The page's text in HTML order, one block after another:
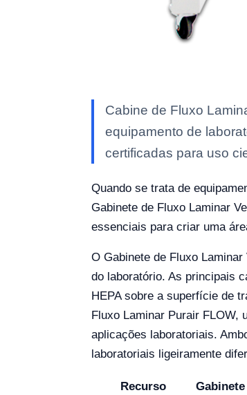
Cabine de Fluxo
equipamento de
certificadas para uso
Quando se trata de
Gabinete de Fluxo Laminar
essenciais para criar uma
O Gabinete de Fluxo
do laboratório. As principais
HEPA sobre a superfície de
Fluxo Laminar Purair FLOW,
aplicações laboratoriais.
laboratoriais ligeiramente
Recurso